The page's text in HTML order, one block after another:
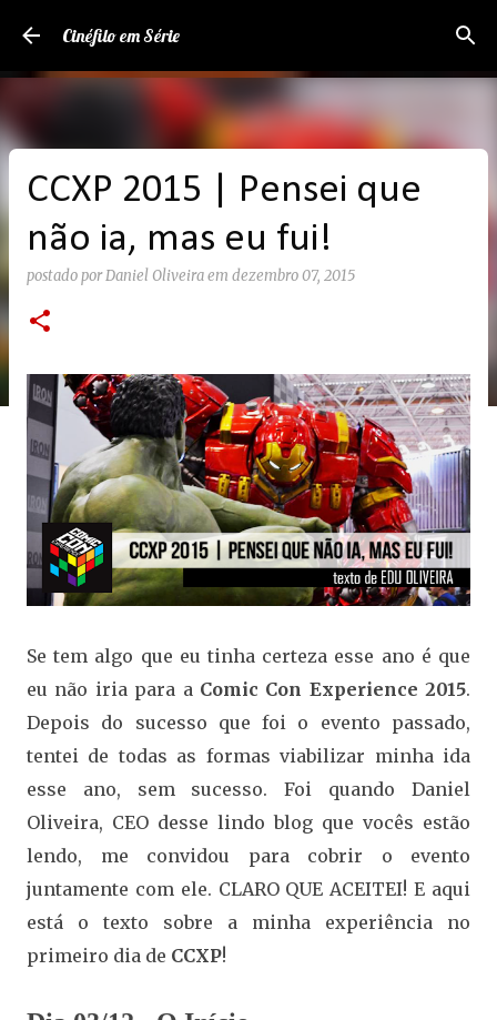
Pular para o conteúdo principal
Cinéfilo em Série
CCXP 2015 | Pensei que
não ia, mas eu fui!
postado porDaniel Oliveiraem dezembro 07, 2015
Se tem algo que eu tinha certeza esse ano é que
eu não iria para a Comic Con Experience 2015.
Depois do sucesso que foi o evento passado,
tentei de todas as formas viabilizar minha ida
esse ano, sem sucesso. Foi quando Daniel
Oliveira, CEO desse lindo blog que vocês estão
lendo, me convidou para cobrir o evento
juntamente com ele. CLARO QUE ACEITEI! E aqui
está o texto sobre a minha experiência no
primeiro dia de CCXP!